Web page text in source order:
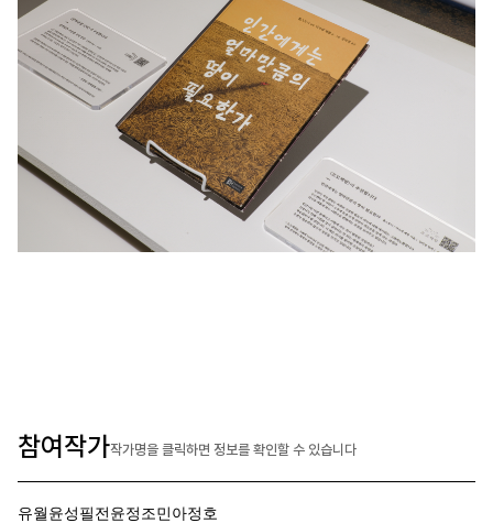
참여작가작가명을 클릭하면 정보를 확인할 수 있습니다
유월윤성필전윤정조민아정호